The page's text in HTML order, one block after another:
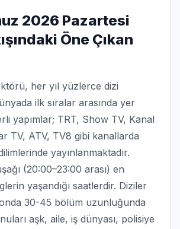
2026 Pazartesi
Öne Çıkan
her yıl yüzlerce dizi
ilk sıralar arasında yer
yapımlar; TRT, Show TV, Kanal
TV, ATV, TV8 gibi kanallarda
yayınlanmaktadır.
(20:00–23:00 arası) en
yaşandığı saatlerdir. Diziler
30-45 bölüm uzunluğunda
aşk, aile, iş dünyası, polisiye